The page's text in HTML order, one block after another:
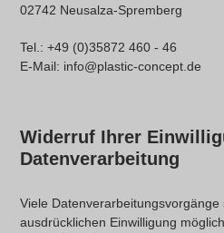
02742 Neusalza-Spremberg
Tel.: +49 (0)35872 460 - 46
E-Mail: info@plastic-concept.de
Widerruf Ihrer
Datenverarbeitung
Viele
ausdrücklichen Einwilligung